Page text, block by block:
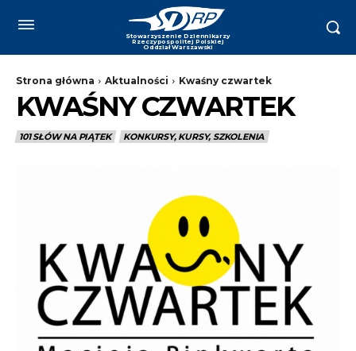
Strona główna Aktualności Kwaśny czwartek
KWAŚNY CZWARTEK
101 SŁÓW NA PIĄTEK KONKURSY, KURSY, SZKOLENIA